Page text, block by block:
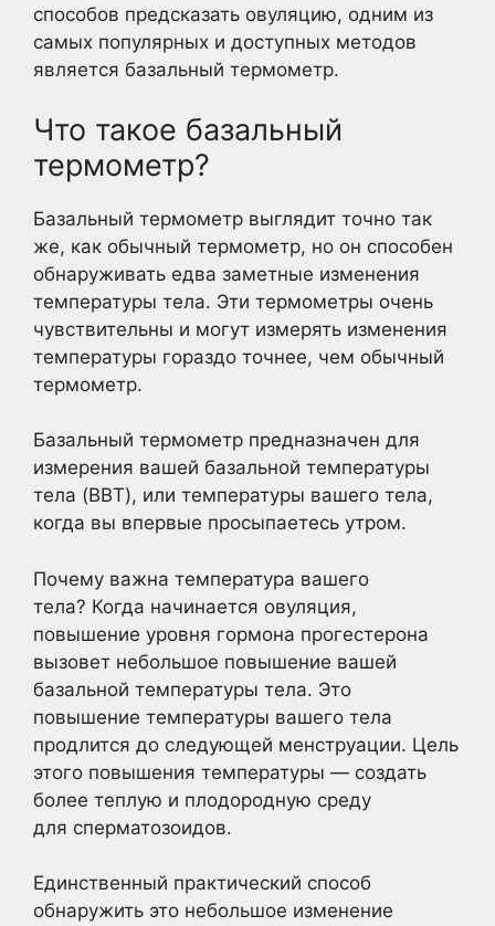
способов предсказать овуляцию, одним из
самых популярных и доступных методов
является базальный термометр.
Что такое базальный
термометр?
Базальный термометр выглядит точно так
же, как обычный термометр, но он способен
обнаруживать едва заметные изменения
температуры тела. Эти термометры очень
чувствительны и могут измерять изменения
температуры гораздо точнее, чем обычный
термометр.
Базальный термометр предназначен для
измерения вашей базальной температуры
тела (BBT), или температуры вашего тела,
когда вы впервые просыпаетесь утром.
Почему важна температура вашего
тела? Когда начинается овуляция,
повышение уровня гормона прогестерона
вызовет небольшое повышение вашей
базальной температуры тела. Это
повышение температуры вашего тела
продлится до следующей менструации. Цель
этого повышения температуры — создать
более теплую и плодородную среду
для сперматозоидов.
Единственный практический способ
обнаружить это небольшое изменение